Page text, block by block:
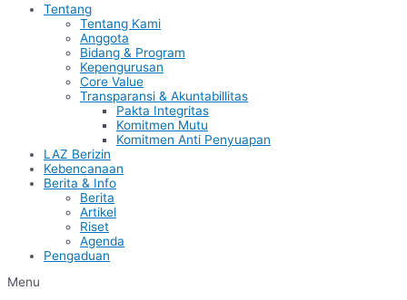
Tentang
Tentang Kami
Anggota
Bidang & Program
Kepengurusan
Core Value
Transparansi & Akuntabillitas
Pakta Integritas
Komitmen Mutu
Komitmen Anti Penyuapan
LAZ Berizin
Kebencanaan
Berita & Info
Berita
Artikel
Riset
Agenda
Pengaduan
Menu